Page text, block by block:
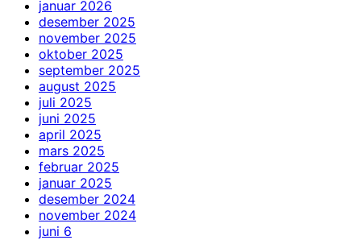
januar 2026
desember 2025
november 2025
oktober 2025
september 2025
august 2025
juli 2025
juni 2025
april 2025
mars 2025
februar 2025
januar 2025
desember 2024
november 2024
juni 6